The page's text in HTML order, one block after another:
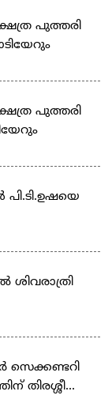
പുത്തരി
പുത്തരി
ശിവരാത്രി
സെക്കണ്ടറി
തിരശ്ശീ...